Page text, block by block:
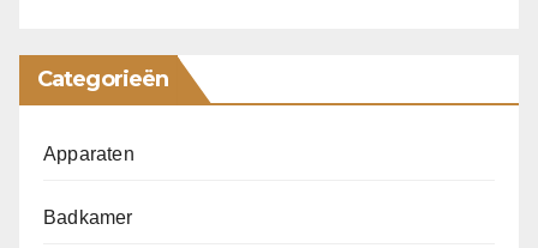
Categorieën
Apparaten
Badkamer